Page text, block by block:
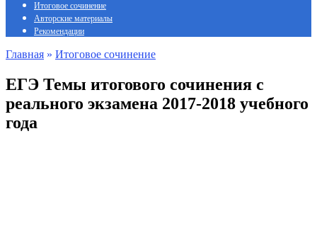
Итоговое сочинение
Авторские материалы
Рекомендации
Главная » Итоговое сочинение
ЕГЭ Темы итогового сочинения с
реального экзамена 2017-2018 учебного
года